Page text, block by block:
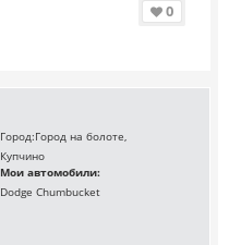
0
Город:Город на болоте,
Купчино
Мои автомобили:
Dodge Chumbucket